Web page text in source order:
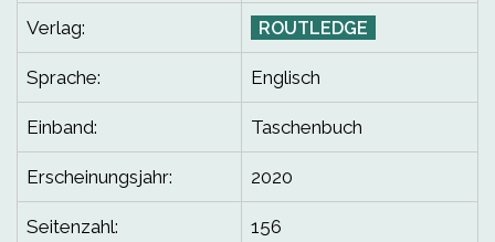
Verlag: ROUTLEDGE
Sprache: Englisch
Einband: Taschenbuch
Erscheinungsjahr: 2020
Seitenzahl: 156